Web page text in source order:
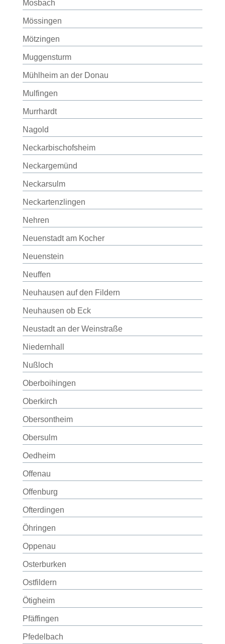
Mosbach
Mössingen
Mötzingen
Muggensturm
Mühlheim an der Donau
Mulfingen
Murrhardt
Nagold
Neckarbischofsheim
Neckargemünd
Neckarsulm
Neckartenzlingen
Nehren
Neuenstadt am Kocher
Neuenstein
Neuffen
Neuhausen auf den Fildern
Neuhausen ob Eck
Neustadt an der Weinstraße
Niedernhall
Nußloch
Oberboihingen
Oberkirch
Obersontheim
Obersulm
Oedheim
Offenau
Offenburg
Ofterdingen
Öhringen
Oppenau
Osterburken
Ostfildern
Ötigheim
Pfäffingen
Pfedelbach